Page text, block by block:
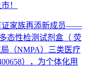
！
证家族再添新成员——
态性检测试剂盒（ 荧
（NMPA）三类医疗
），为个体化用